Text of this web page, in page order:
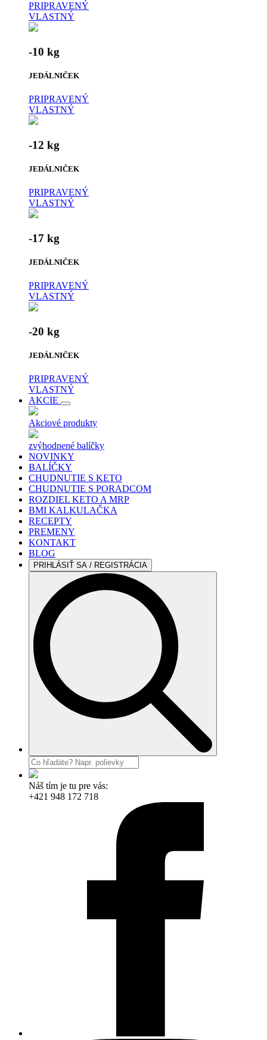
PRIPRAVENÝ
VLASTNÝ
-10 kg
JEDÁLNIČEK
PRIPRAVENÝ
VLASTNÝ
-12 kg
JEDÁLNIČEK
PRIPRAVENÝ
VLASTNÝ
-17 kg
JEDÁLNIČEK
PRIPRAVENÝ
VLASTNÝ
-20 kg
JEDÁLNIČEK
PRIPRAVENÝ
VLASTNÝ
AKCIE
Akciové produkty
zvýhodnené balíčky
NOVINKY
BALÍČKY
CHUDNUTIE S KETO
CHUDNUTIE S PORADCOM
ROZDIEL KETO A MRP
BMI KALKULAČKA
RECEPTY
PREMENY
KONTAKT
BLOG
PRIHLÁSIŤ SA / REGISTRÁCIA
Search
Náš tím je tu pre vás:
+421 948 172 718